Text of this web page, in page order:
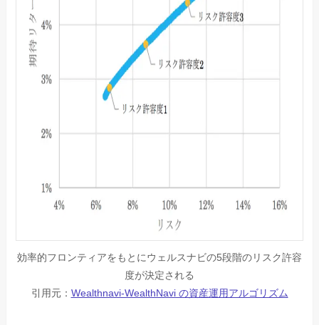
効率的フロンティアをもとにウェルスナビの5段階のリスク許容
度が決定される
引用元： Wealthnavi-WealthNavi の資産運用アルゴリズム